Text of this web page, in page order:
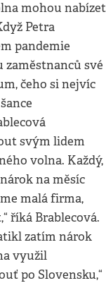
mohou nabízet
Petra
pandemie
své
čeho si nejvíc
svým lidem
volna. Každý,
na měsíc
malá firma,
říká Brablecová.
zatím nárok
využil
po Slovensku,“